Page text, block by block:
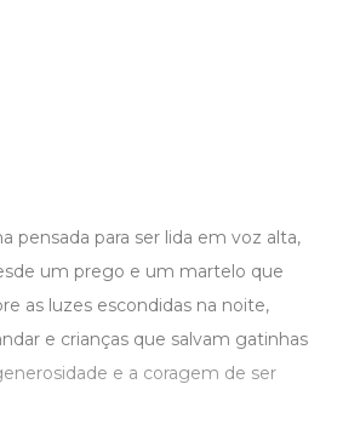
pensada para ser lida em voz alta,
um prego e um martelo que
as luzes escondidas na noite,
e crianças que salvam gatinhas
e a coragem de ser